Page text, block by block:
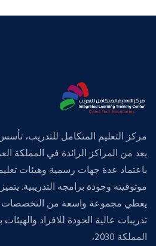
يعد من المراكز الرائدة في المملكة
باعتماد عدة جهات رسمية وهيئات
موثوقيته وجودة برامجه التدريبية.
يغطي مجموعة واسعة من التخصصات
تدريبات عالية الجودة للافراد
المملكة 2030،